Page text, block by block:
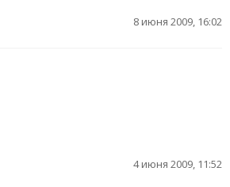
8 июня 2009, 16:02
4 июня 2009, 11:52